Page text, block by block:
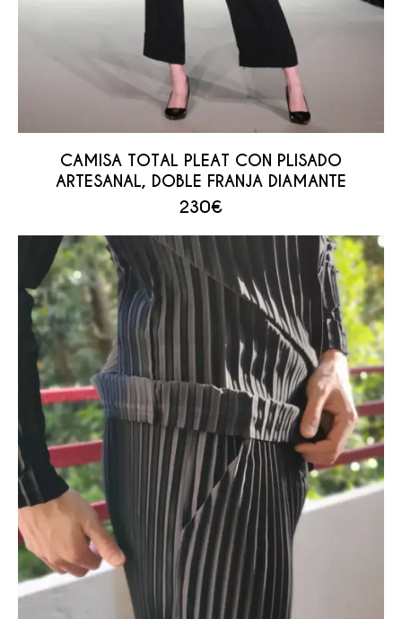
CAMISA TOTAL PLEAT CON PLISADO
ARTESANAL, DOBLE FRANJA DIAMANTE
230€